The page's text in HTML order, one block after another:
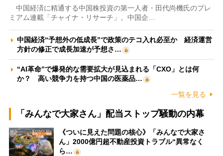
中国経済に精通する中国株投資の第一人者・田代尚機氏のプレ
ミアム連載「チャイナ・リサーチ」。中国企…
中国経済“予想外の低成長”で政策のテコ入れ必至か 経済運営
方針の修正で成長加速が予想さ…
“AI革命”で爆発的な需要拡大が見込まれる「CXO」とは何
か？ 高い競争力を持つ中国の医薬品…
一覧を見る
「みんなで大家さん」配当ストップ騒動の内幕
《ついに見えた問題の核心》「みんなで大家さ
ん」2000億円超不動産投資トラブル“異常なく
ら…